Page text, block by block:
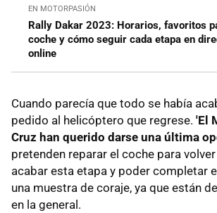
EN MOTORPASIÓN
Rally Dakar 2023: Horarios, favoritos
coche y cómo seguir cada etapa en
online
Cuando parecía que todo se había
pedido al helicóptero que regrese. 'El
Cruz han querido darse una última
pretenden reparar el coche para
acabar esta etapa y poder completar
una muestra de coraje, ya que están
en la general.